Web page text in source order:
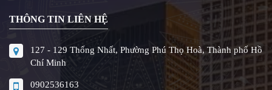
THÔNG TIN LIÊN HỆ
127 - 129 Thống Nhất, Phường Phú Thọ Hoà, Thành phố Hồ
Chí Minh
0902536163